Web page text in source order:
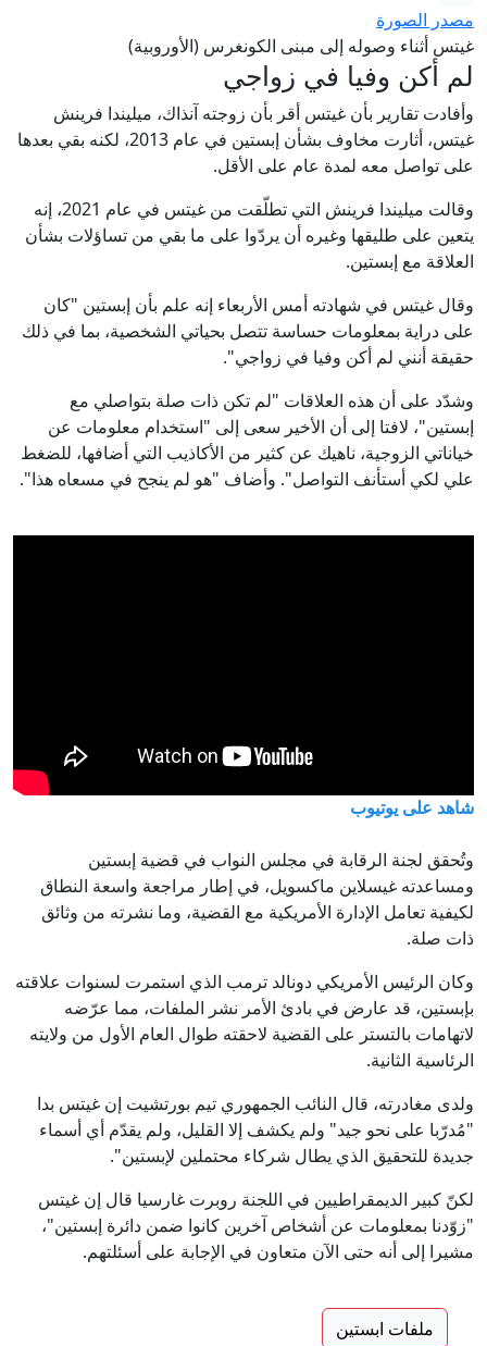
مصدر الصورة
غيتس أثناء وصوله إلى مبنى الكونغرس (الأوروبية)
لم أكن وفيا في زواجي
وأفادت تقارير بأن غيتس أقر بأن زوجته آنذاك، ميليندا فرينش
غيتس، أثارت مخاوف بشأن إبستين في عام 2013، لكنه بقي بعدها
على تواصل معه لمدة عام على الأقل.
وقالت ميليندا فرينش التي تطلّقت من غيتس في عام 2021، إنه
يتعين على طليقها وغيره أن يردّوا على ما بقي من تساؤلات بشأن
العلاقة مع إبستين.
وقال غيتس في شهادته أمس الأربعاء إنه علم بأن إبستين "كان
على دراية بمعلومات حساسة تتصل بحياتي الشخصية، بما في ذلك
حقيقة أنني لم أكن وفيا في زواجي".
وشدّد على أن هذه العلاقات "لم تكن ذات صلة بتواصلي مع
إبستين"، لافتا إلى أن الأخير سعى إلى "استخدام معلومات عن
خياناتي الزوجية، ناهيك عن كثير من الأكاذيب التي أضافها، للضغط
علي لكي أستأنف التواصل". وأضاف "هو لم ينجح في مسعاه هذا".
شاهد على يوتيوب
وتُحقق لجنة الرقابة في مجلس النواب في قضية إبستين
ومساعدته غيسلاين ماكسويل، في إطار مراجعة واسعة النطاق
لكيفية تعامل الإدارة الأمريكية مع القضية، وما نشرته من وثائق
ذات صلة.
وكان الرئيس الأمريكي دونالد ترمب الذي استمرت لسنوات علاقته
بإبستين، قد عارض في بادئ الأمر نشر الملفات، مما عرّضه
لاتهامات بالتستر على القضية لاحقته طوال العام الأول من ولايته
الرئاسية الثانية.
ولدى مغادرته، قال النائب الجمهوري تيم بورتشيت إن غيتس بدا
"مُدرّبا على نحو جيد" ولم يكشف إلا القليل، ولم يقدّم أي أسماء
جديدة للتحقيق الذي يطال شركاء محتملين لإبستين".
لكنّ كبير الديمقراطيين في اللجنة روبرت غارسيا قال إن غيتس
"زوّدنا بمعلومات عن أشخاص آخرين كانوا ضمن دائرة إبستين"،
مشيرا إلى أنه حتى الآن متعاون في الإجابة على أسئلتهم.
ملفات ابستين